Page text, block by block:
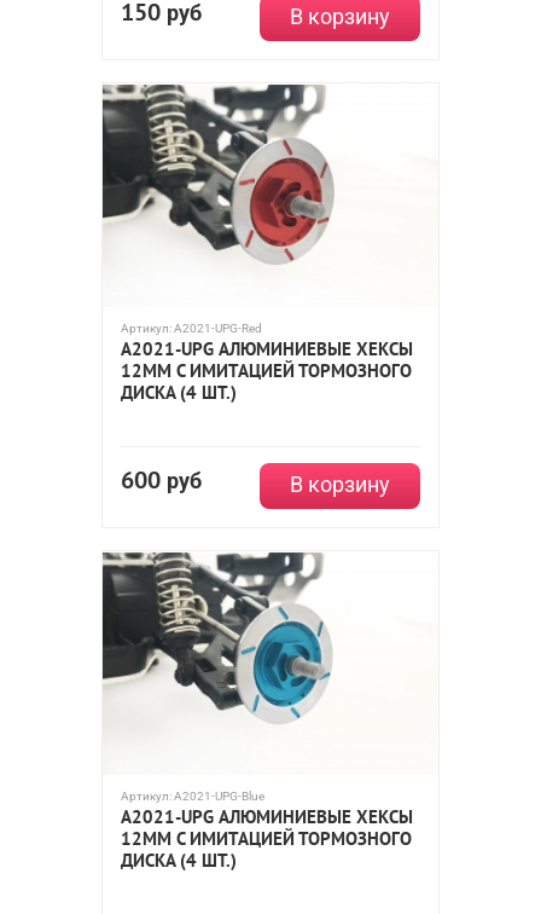
150 руб В корзину
Артикул:A2021-UPG-Red
A2021-UPG АЛЮМИНИЕВЫЕ ХЕКСЫ
12ММ С ИМИТАЦИЕЙ ТОРМОЗНОГО
ДИСКА (4 ШТ.)
600 руб В корзину
Артикул:A2021-UPG-Blue
A2021-UPG АЛЮМИНИЕВЫЕ ХЕКСЫ
12ММ С ИМИТАЦИЕЙ ТОРМОЗНОГО
ДИСКА (4 ШТ.)